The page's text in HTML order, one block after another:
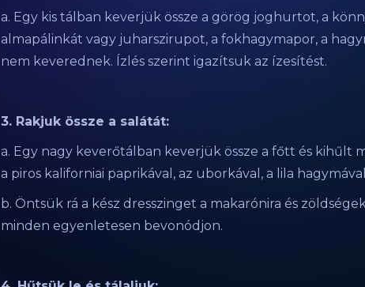
a. Egy kis tálban keverjük össze a görög joghurtot, a
almapálinkát vagy juharszirupot, a fokhagymapor, a
nem keverednek. Ízlés szerint igazítsuk az ízesítést.
3. Rakjuk össze a salátát:
a. Egy nagy keverőtálban keverjük össze a főtt és kihűlt
a piros kaliforniai paprikával, az uborkával, a lila
b. Öntsük rá a kész dresszinget a makarónira és
minden egyenletesen bevonódjon.